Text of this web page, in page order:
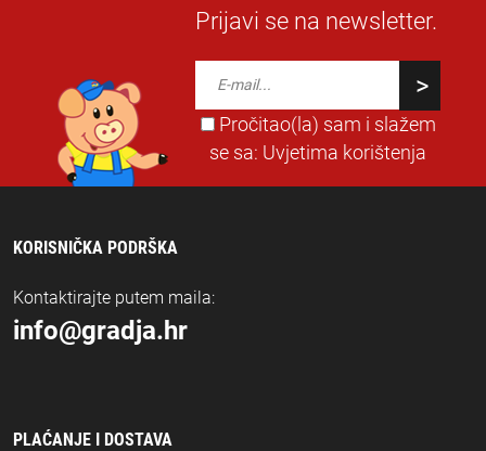
Prijavi se na newsletter.
Pročitao(la) sam i slažem
se sa: Uvjetima korištenja
KORISNIČKA PODRŠKA
Kontaktirajte putem maila:
info@gradja.hr
PLAĆANJE I DOSTAVA